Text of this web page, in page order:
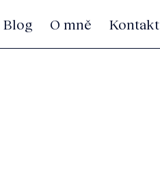
Blog O mně Kontakt